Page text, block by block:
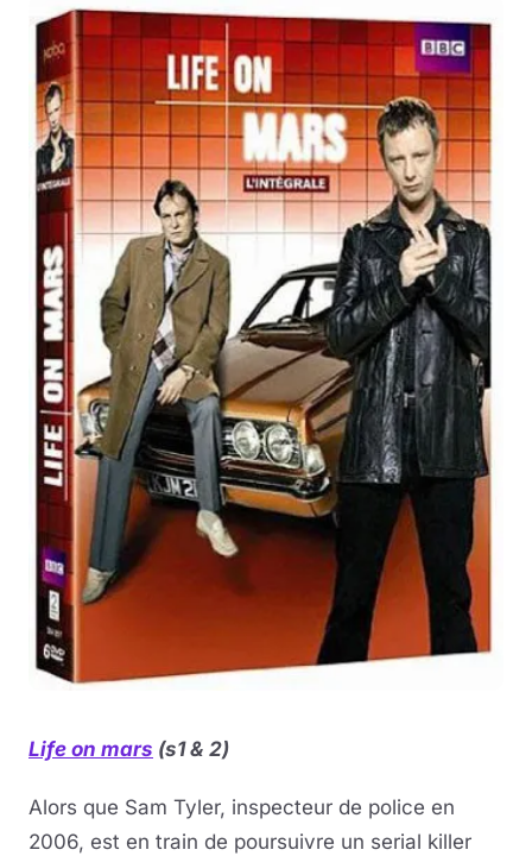
Life on mars (s1 & 2)
Alors que Sam Tyler, inspecteur de police en
2006, est en train de poursuivre un serial killer